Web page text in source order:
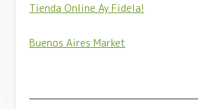
Tienda Online Ay Fidela!
Buenos Aires Market